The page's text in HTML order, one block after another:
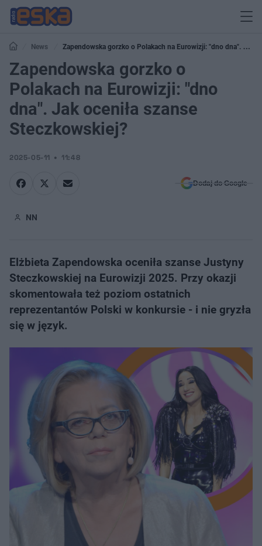
News
Zapendowska gorzko o Polakach na Eurowizji: "dno dna". Jak
oceniła szanse Steczkowskiej?
Zapendowska gorzko o
Polakach na Eurowizji: "dno
dna". Jak oceniła szanse
Steczkowskiej?
2025-05-11 11:48
Dodaj do Google
NN
Elżbieta Zapendowska oceniła szanse Justyny
Steczkowskiej na Eurowizji 2025. Przy okazji
skomentowała też poziom ostatnich
reprezentantów Polski w konkursie - i nie gryzła
się w język.